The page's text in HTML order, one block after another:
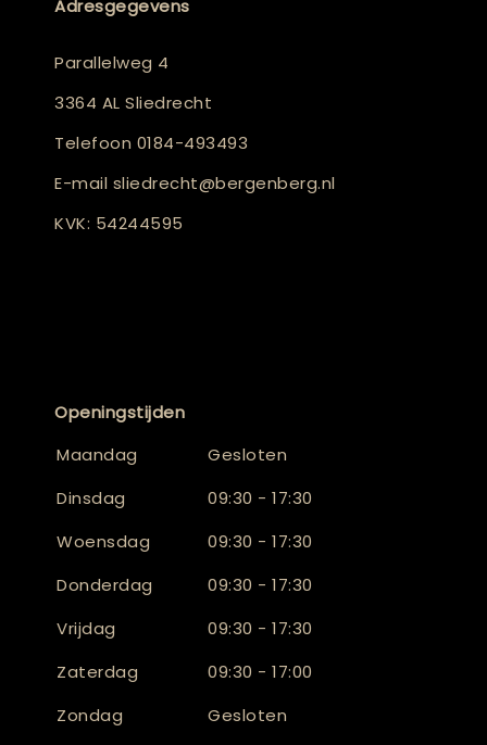
Adresgegevens
Parallelweg 4
3364 AL Sliedrecht
Telefoon 0184-493493
E-mail sliedrecht@bergenberg.nl
KVK: 54244595
Openingstijden
Maandag
Gesloten
Dinsdag
09:30 - 17:30
Woensdag
09:30 - 17:30
Donderdag
09:30 - 17:30
Vrijdag
09:30 - 17:30
Zaterdag
09:30 - 17:00
Zondag
Gesloten